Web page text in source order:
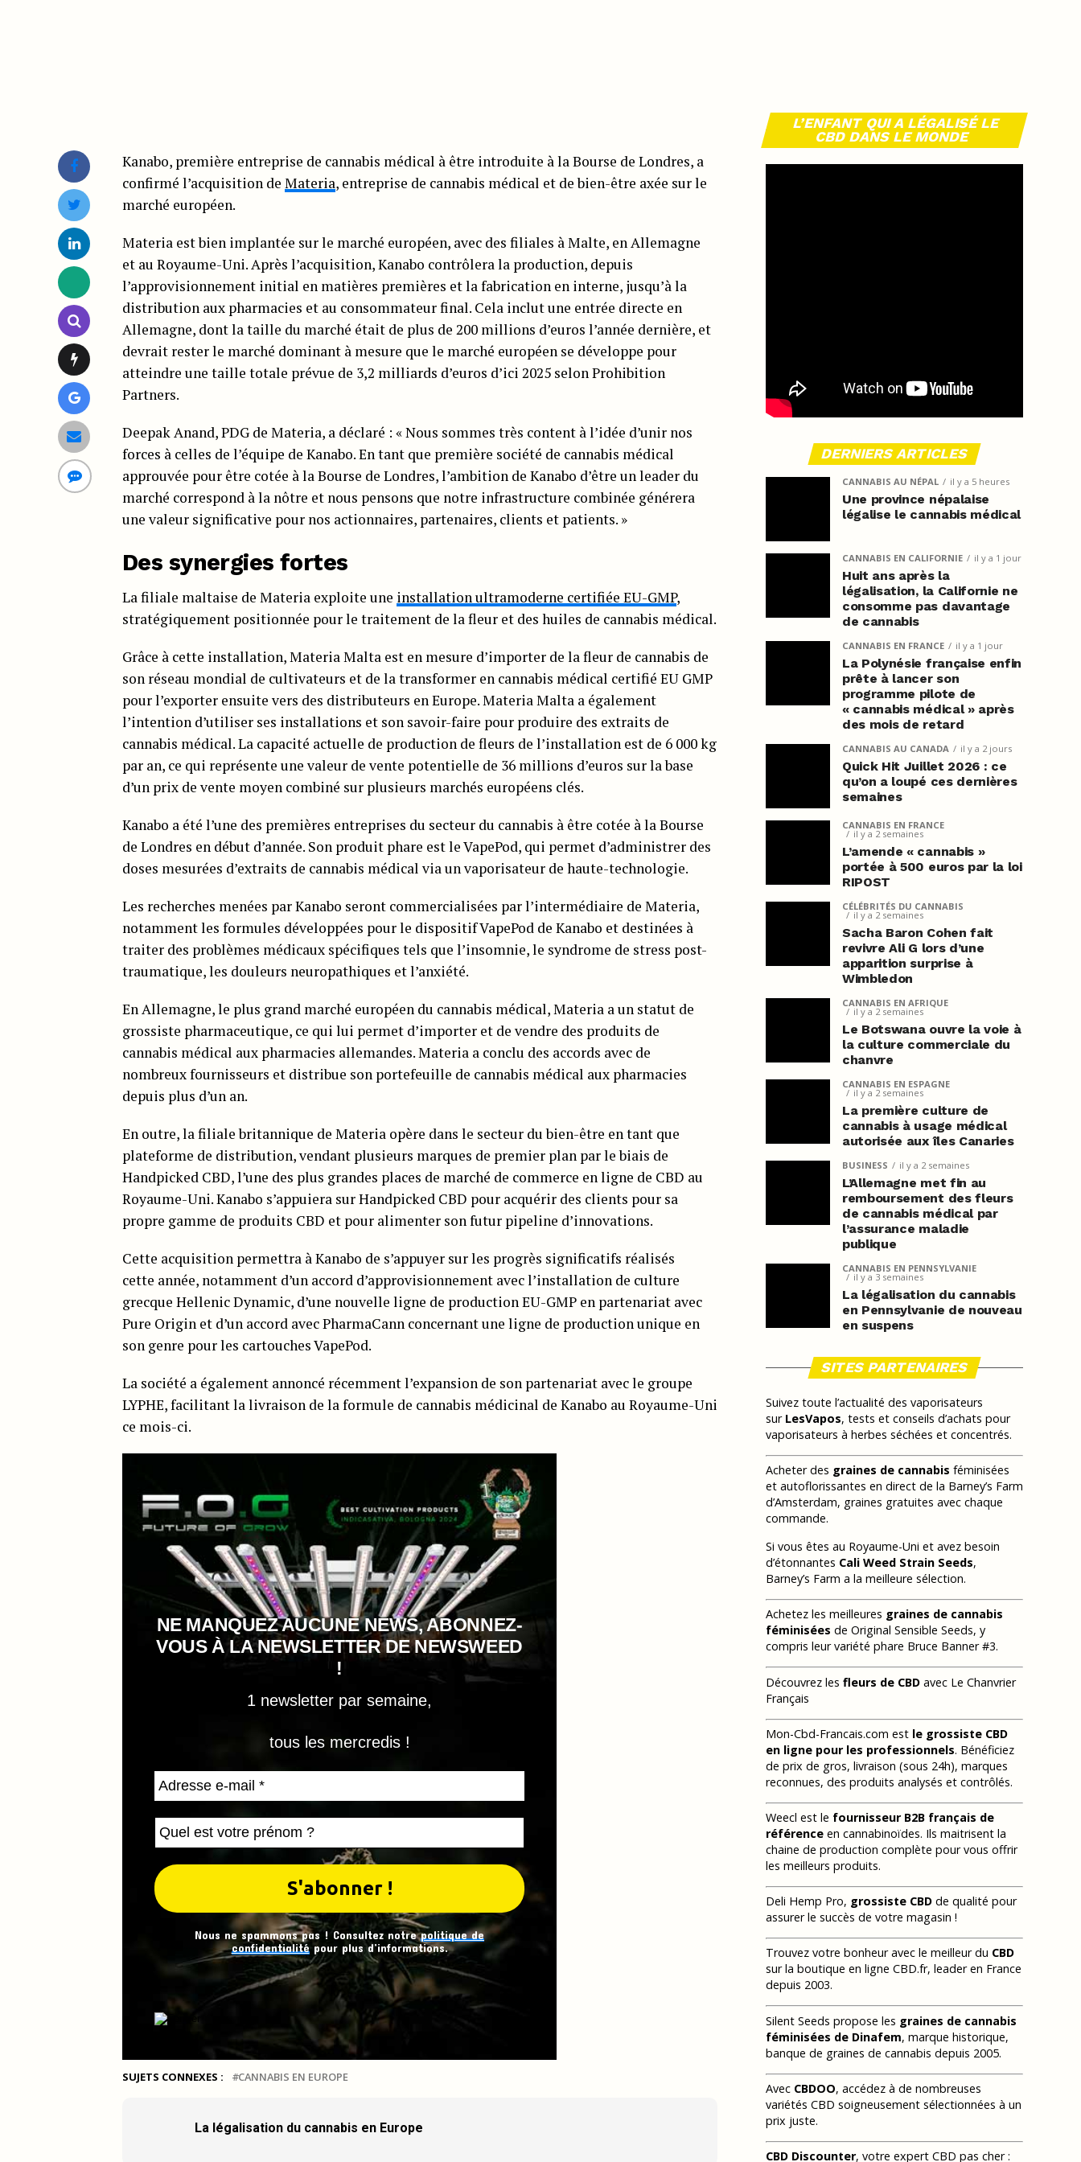
Kanabo, première entreprise de cannabis médical à être introduite à la Bourse de Londres, a
confirmé l’acquisition de Materia, entreprise de cannabis médical et de bien-être axée sur le
marché européen.
Materia est bien implantée sur le marché européen, avec des filiales à Malte, en Allemagne
et au Royaume-Uni. Après l’acquisition, Kanabo contrôlera la production, depuis
l’approvisionnement initial en matières premières et la fabrication en interne, jusqu’à la
distribution aux pharmacies et au consommateur final. Cela inclut une entrée directe en
Allemagne, dont la taille du marché était de plus de 200 millions d’euros l’année dernière, et
devrait rester le marché dominant à mesure que le marché européen se développe pour
atteindre une taille totale prévue de 3,2 milliards d’euros d’ici 2025 selon Prohibition
Partners.
Deepak Anand, PDG de Materia, a déclaré : « Nous sommes très content à l’idée d’unir nos
forces à celles de l’équipe de Kanabo. En tant que première société de cannabis médical
approuvée pour être cotée à la Bourse de Londres, l’ambition de Kanabo d’être un leader du
marché correspond à la nôtre et nous pensons que notre infrastructure combinée générera
une valeur significative pour nos actionnaires, partenaires, clients et patients. »
Des synergies fortes
La filiale maltaise de Materia exploite une installation ultramoderne certifiée EU-GMP,
stratégiquement positionnée pour le traitement de la fleur et des huiles de cannabis médical.
Grâce à cette installation, Materia Malta est en mesure d’importer de la fleur de cannabis de
son réseau mondial de cultivateurs et de la transformer en cannabis médical certifié EU GMP
pour l’exporter ensuite vers des distributeurs en Europe. Materia Malta a également
l’intention d’utiliser ses installations et son savoir-faire pour produire des extraits de
cannabis médical. La capacité actuelle de production de fleurs de l’installation est de 6 000 kg
par an, ce qui représente une valeur de vente potentielle de 36 millions d’euros sur la base
d’un prix de vente moyen combiné sur plusieurs marchés européens clés.
Kanabo a été l’une des premières entreprises du secteur du cannabis à être cotée à la Bourse
de Londres en début d’année. Son produit phare est le VapePod, qui permet d’administrer des
doses mesurées d’extraits de cannabis médical via un vaporisateur de haute-technologie.
Les recherches menées par Kanabo seront commercialisées par l’intermédiaire de Materia,
notamment les formules développées pour le dispositif VapePod de Kanabo et destinées à
traiter des problèmes médicaux spécifiques tels que l’insomnie, le syndrome de stress post-
traumatique, les douleurs neuropathiques et l’anxiété.
En Allemagne, le plus grand marché européen du cannabis médical, Materia a un statut de
grossiste pharmaceutique, ce qui lui permet d’importer et de vendre des produits de
cannabis médical aux pharmacies allemandes. Materia a conclu des accords avec de
nombreux fournisseurs et distribue son portefeuille de cannabis médical aux pharmacies
depuis plus d’un an.
En outre, la filiale britannique de Materia opère dans le secteur du bien-être en tant que
plateforme de distribution, vendant plusieurs marques de premier plan par le biais de
Handpicked CBD, l’une des plus grandes places de marché de commerce en ligne de CBD au
Royaume-Uni. Kanabo s’appuiera sur Handpicked CBD pour acquérir des clients pour sa
propre gamme de produits CBD et pour alimenter son futur pipeline d’innovations.
Cette acquisition permettra à Kanabo de s’appuyer sur les progrès significatifs réalisés
cette année, notamment d’un accord d’approvisionnement avec l’installation de culture
grecque Hellenic Dynamic, d’une nouvelle ligne de production EU-GMP en partenariat avec
Pure Origin et d’un accord avec PharmaCann concernant une ligne de production unique en
son genre pour les cartouches VapePod.
La société a également annoncé récemment l’expansion de son partenariat avec le groupe
LYPHE, facilitant la livraison de la formule de cannabis médicinal de Kanabo au Royaume-Uni
ce mois-ci.
NE MANQUEZ AUCUNE NEWS, ABONNEZ-
VOUS À LA NEWSLETTER DE NEWSWEED
!
1 newsletter par semaine,
tous les mercredis !
Nous ne spammons pas ! Consultez notrepolitique de
confidentialitépour plus d’informations.
SUJETS CONNEXES : CANNABIS EN EUROPE
La légalisation du cannabis en Europe
L’ENFANT QUI A LÉGALISÉ LE
CBD DANS LE MONDE
DERNIERS ARTICLES
CANNABIS AU NÉPAL il y a 5 heures
Une province népalaise
légalise le cannabis médical
CANNABIS EN CALIFORNIE il y a 1 jour
Huit ans après la
légalisation, la Californie ne
consomme pas davantage
de cannabis
CANNABIS EN FRANCE il y a 1 jour
La Polynésie française enfin
prête à lancer son
programme pilote de
« cannabis médical » après
des mois de retard
CANNABIS AU CANADA il y a 2 jours
Quick Hit Juillet 2026 : ce
qu’on a loupé ces dernières
semaines
CANNABIS EN FRANCE
il y a 2 semaines
L’amende « cannabis »
portée à 500 euros par la loi
RIPOST
CÉLÉBRITÉS DU CANNABIS
il y a 2 semaines
Sacha Baron Cohen fait
revivre Ali G lors d’une
apparition surprise à
Wimbledon
CANNABIS EN AFRIQUE
il y a 2 semaines
Le Botswana ouvre la voie à
la culture commerciale du
chanvre
CANNABIS EN ESPAGNE
il y a 2 semaines
La première culture de
cannabis à usage médical
autorisée aux îles Canaries
BUSINESS il y a 2 semaines
L’Allemagne met fin au
remboursement des fleurs
de cannabis médical par
l’assurance maladie
publique
CANNABIS EN PENNSYLVANIE
il y a 3 semaines
La légalisation du cannabis
en Pennsylvanie de nouveau
en suspens
SITES PARTENAIRES
Suivez toute l’actualité des vaporisateurs
sur LesVapos, tests et conseils d’achats pour
vaporisateurs à herbes séchées et concentrés.
Acheter des graines de cannabis féminisées
et autoflorissantes en direct de la Barney’s Farm
d’Amsterdam, graines gratuites avec chaque
commande.
Si vous êtes au Royaume-Uni et avez besoin
d’étonnantes Cali Weed Strain Seeds,
Barney’s Farm a la meilleure sélection.
Achetez les meilleures graines de cannabis
féminisées de Original Sensible Seeds, y
compris leur variété phare Bruce Banner #3.
Découvrez les fleurs de CBD avec Le Chanvrier
Français
Mon-Cbd-Francais.com est le grossiste CBD
en ligne pour les professionnels. Bénéficiez
de prix de gros, livraison (sous 24h), marques
reconnues, des produits analysés et contrôlés.
Weecl est le fournisseur B2B français de
référence en cannabinoïdes. Ils maitrisent la
chaine de production complète pour vous offrir
les meilleurs produits.
Deli Hemp Pro, grossiste CBD de qualité pour
assurer le succès de votre magasin !
Trouvez votre bonheur avec le meilleur du CBD
sur la boutique en ligne CBD.fr, leader en France
depuis 2003.
Silent Seeds propose les graines de cannabis
féminisées de Dinafem, marque historique,
banque de graines de cannabis depuis 2005.
Avec CBDOO, accédez à de nombreuses
variétés CBD soigneusement sélectionnées à un
prix juste.
CBD Discounter, votre expert CBD pas cher :